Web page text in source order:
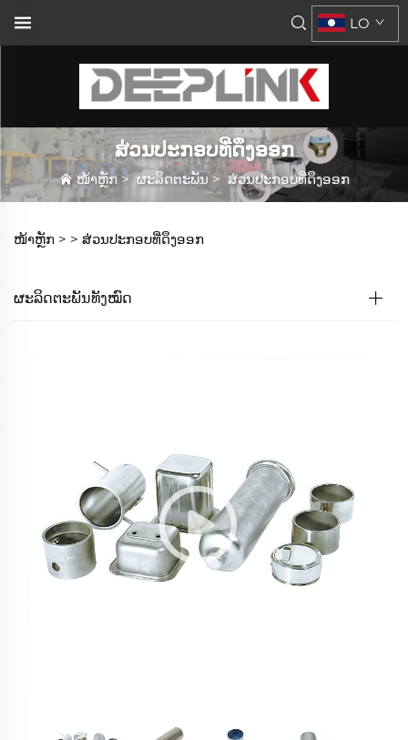
LO
ສ່ວນປະກອບທີ່ດຶງອອກ
ໜ້າຫຼັກ>ຜະລິດຕະພັນ>ສ່ວນປະກອບທີ່ດຶງອອກ
ໜ້າຫຼັກ > > ສ່ວນປະກອບທີ່ດຶງອອກ
ຜະລິດຕະພັນທັງໝົດ